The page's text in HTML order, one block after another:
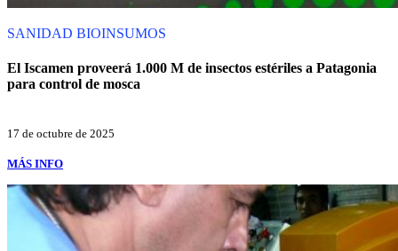
SANIDAD BIOINSUMOS
El Iscamen proveerá 1.000 M de insectos estériles a Patagonia
para control de mosca
17 de octubre de 2025
MÁS INFO